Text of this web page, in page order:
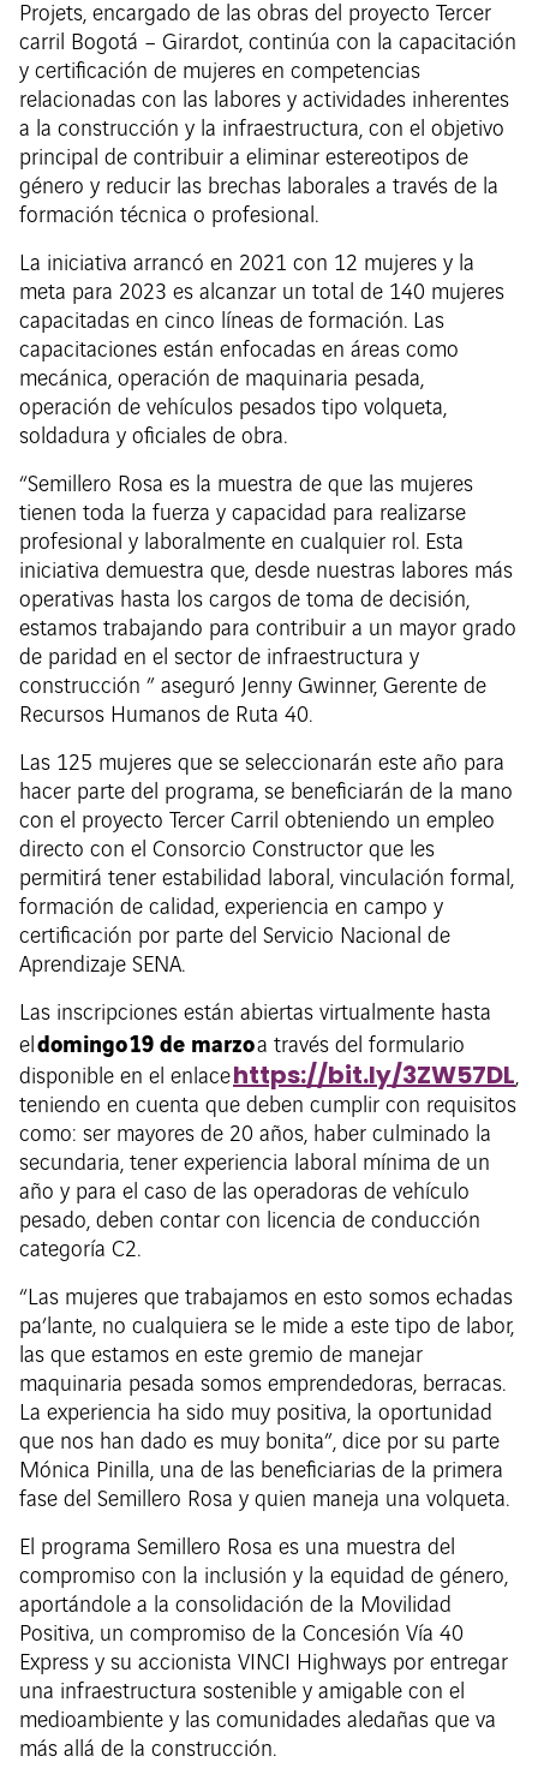
Projets, encargado de las obras del proyecto Tercer
carril Bogotá – Girardot, continúa con la capacitación
y certificación de mujeres en competencias
relacionadas con las labores y actividades inherentes
a la construcción y la infraestructura, con el objetivo
principal de contribuir a eliminar estereotipos de
género y reducir las brechas laborales a través de la
formación técnica o profesional.
La iniciativa arrancó en 2021 con 12 mujeres y la
meta para 2023 es alcanzar un total de 140 mujeres
capacitadas en cinco líneas de formación. Las
capacitaciones están enfocadas en áreas como
mecánica, operación de maquinaria pesada,
operación de vehículos pesados tipo volqueta,
soldadura y oficiales de obra.
“Semillero Rosa es la muestra de que las mujeres
tienen toda la fuerza y capacidad para realizarse
profesional y laboralmente en cualquier rol. Esta
iniciativa demuestra que, desde nuestras labores más
operativas hasta los cargos de toma de decisión,
estamos trabajando para contribuir a un mayor grado
de paridad en el sector de infraestructura y
construcción ” aseguró Jenny Gwinner, Gerente de
Recursos Humanos de Ruta 40.
Las 125 mujeres que se seleccionarán este año para
hacer parte del programa, se beneficiarán de la mano
con el proyecto Tercer Carril obteniendo un empleo
directo con el Consorcio Constructor que les
permitirá tener estabilidad laboral, vinculación formal,
formación de calidad, experiencia en campo y
certificación por parte del Servicio Nacional de
Aprendizaje SENA.
Las inscripciones están abiertas virtualmente hasta
el domingo19 de marzoa través del formulario
disponible en el enlacehttps://bit.ly/3ZW57DL,
teniendo en cuenta que deben cumplir con requisitos
como: ser mayores de 20 años, haber culminado la
secundaria, tener experiencia laboral mínima de un
año y para el caso de las operadoras de vehículo
pesado, deben contar con licencia de conducción
categoría C2.
“Las mujeres que trabajamos en esto somos echadas
pa’lante, no cualquiera se le mide a este tipo de labor,
las que estamos en este gremio de manejar
maquinaria pesada somos emprendedoras, berracas.
La experiencia ha sido muy positiva, la oportunidad
que nos han dado es muy bonita”, dice por su parte
Mónica Pinilla, una de las beneficiarias de la primera
fase del Semillero Rosa y quien maneja una volqueta.
El programa Semillero Rosa es una muestra del
compromiso con la inclusión y la equidad de género,
aportándole a la consolidación de la Movilidad
Positiva, un compromiso de la Concesión Vía 40
Express y su accionista VINCI Highways por entregar
una infraestructura sostenible y amigable con el
medioambiente y las comunidades aledañas que va
más allá de la construcción.